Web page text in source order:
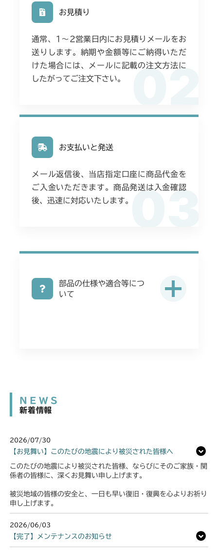
フロントデフ FIG4 ナックル
ミッション FIG4 アクスル
フロントデフ FIG4 ナックル
ミッション FIG4 アクスル
フロントデフ FIG4 ナックル02
お見積り
通常、1〜2営業日内にお見積りメールをお
送りします。納期や金額等にご納得いただ
けた場合には、メールに記載の注文方法に
したがってご注文下さい。
03
お支払いと発送
メール返信後、当店指定口座に商品代金を
ご入金いただきます。商品発送は入金確認
後、迅速に対応いたします。
部品の仕様や適合等につ
いて
NEWS
新着情報
2026/07/30
【お見舞い】このたびの地震により被災された皆様へ
このたびの地震により被災された皆様、ならびにそのご家族・関
係者の皆様に、深くお見舞い申し上げます。
被災地域の皆様の安全と、一日も早い復旧・復興を心よりお祈り
申し上げます。
2026/06/03
【完了】メンテナンスのお知らせ